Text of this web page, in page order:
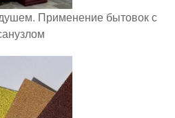
Применение бытовок с